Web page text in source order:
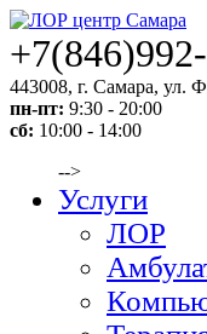
443008, г. Самара, ул.
пн-пт: 9:30 - 20:00
сб: 10:00 - 14:00
-->
Услуги
ЛОР